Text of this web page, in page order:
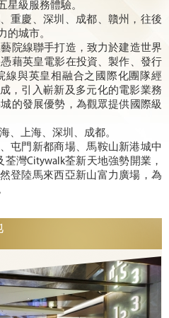
星級服務體驗。
重慶、深圳、成都、贛州，往後
的城市。
院線聯手打造，致力於建造世界
藉英皇電影在投資、製作、發行
線與英皇相融合之國際化團隊經
，引入嶄新及多元化的電影業務
的發展優勢，為觀眾提供國際級
、上海、深圳、成都。
屯門新都商場、馬鞍山新港城中
荃灣Citywalk荃新天地強勢開業，
登陸馬來西亞新山富力廣場，為